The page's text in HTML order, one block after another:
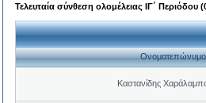
Τελευταία σύνθεση ολομέλειας ΙΓ΄ Περιόδου
Ονοματεπώνυμο
Καστανίδης